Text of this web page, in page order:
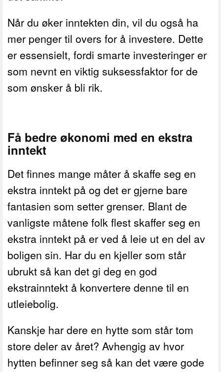
Når du øker inntekten din, vil du også ha
mer penger til overs for å investere. Dette
er essensielt, fordi smarte investeringer er
som nevnt en viktig suksessfaktor for de
som ønsker å bli rik.
Få bedre økonomi med en ekstra
inntekt
Det finnes mange måter å skaffe seg en
ekstra inntekt på og det er gjerne bare
fantasien som setter grenser. Blant de
vanligste måtene folk flest skaffer seg en
ekstra inntekt på er ved å leie ut en del av
boligen sin. Har du en kjeller som står
ubrukt så kan det gi deg en god
ekstrainntekt å konvertere denne til en
utleiebolig.
Kanskje har dere en hytte som står tom
store deler av året? Avhengig av hvor
hytten befinner seg så kan det være gode